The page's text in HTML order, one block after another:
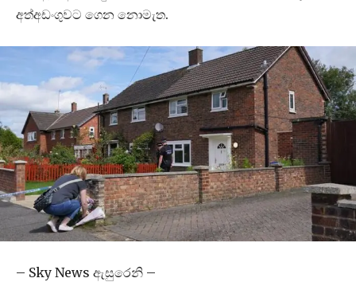
අත්අඩංගුවට ගෙන නොමැත.
– Sky News ඇසුරෙනි –